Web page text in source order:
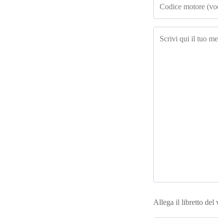
Allega il libretto del